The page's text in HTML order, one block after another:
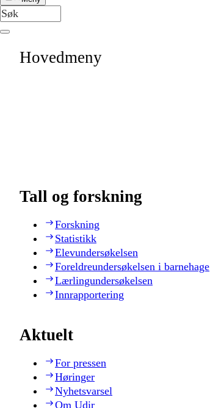
Hovedmeny
Tall og forskning
Forskning
Statistikk
Elevundersøkelsen
Foreldreundersøkelsen i barnehage
Lærlingundersøkelsen
Innrapportering
Aktuelt
For pressen
Høringer
Nyhetsvarsel
Om Udir